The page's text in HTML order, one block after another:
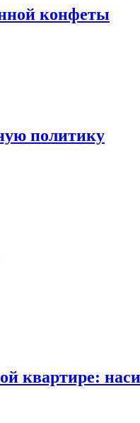
конфеты
политику
квартире: